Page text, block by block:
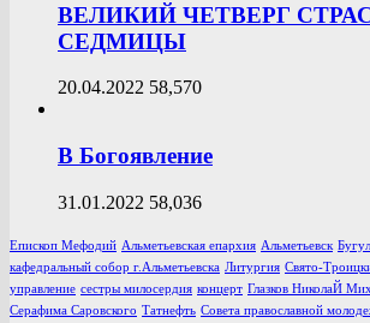
ВЕЛИКИЙ ЧЕТВЕРГ
СЕДМИЦЫ
20.04.2022 58,570
В Богоявление
31.01.2022 58,036
Епископ Мефодий Альметьевская епархия Альметьевск
кафедральный собор г.Альметьевска Литургия Свято-
управление сестры милосердия концерт Глазков НиколаЙ
Серафима Саровского Татнефть Совета православной